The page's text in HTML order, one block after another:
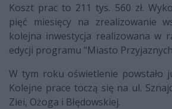
Koszt prac to 211 tys. 560 zł.
pięć miesięcy na zrealizowanie
kolejna inwestycja realizowana w
edycji programu "Miasto
W tym roku oświetlenie powstało
Kolejne prace toczą się na ul.
Ziei, Ożoga i Błędowskiej.